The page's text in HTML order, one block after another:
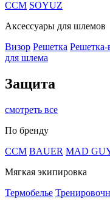
CCM SOYUZ
Аксессуары для шлемов
Визор Решетка Решетка-
для шлема
Защита
смотреть все
По бренду
CCM BAUER MAD
Мягкая экипировка
Термобелье